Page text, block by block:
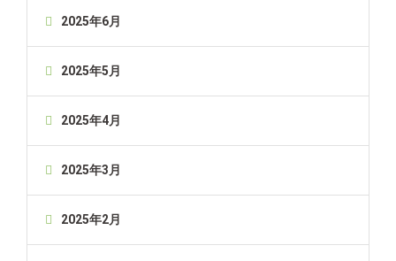
2025年6月
2025年5月
2025年4月
2025年3月
2025年2月